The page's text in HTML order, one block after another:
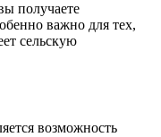
получаете
важно для тех,
сельскую
возможность